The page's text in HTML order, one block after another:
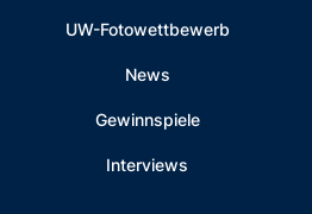
UW-Fotowettbewerb
News
Gewinnspiele
Interviews